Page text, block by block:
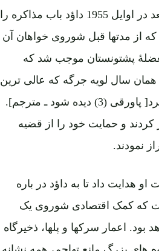
با تزریق معضله حساس پشتونستان افشا کردند. یک ماه بعد در اوایل 1955 داؤد باب مذاکره را
از مدتها قبل شوروی خواهان آن
پشتونستان موجب شد که
سال لویه جرگه که عالی ترین
و حمایت خود را از قضیه
نمودند.
او هدایت داد تا به داؤد در باره
که کمک اقتصادی شوروی یک
اعمار سرکها و پلها، ذخیرگاه
های بزرگ مانع تهاجم، همه نشانه